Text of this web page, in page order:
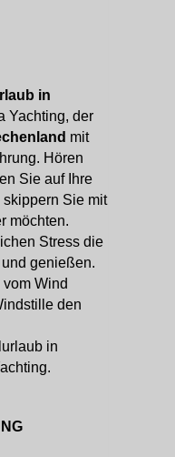
in
Yachting, der
mit
Hören
Sie auf Ihre
Sie mit
möchten.
Stress die
genießen.
Wind
den
in